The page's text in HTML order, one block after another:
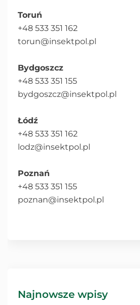
Toruń
+48 533 351 162
torun@insektpol.pl
Bydgoszcz
+48 533 351 155
bydgoszcz@insektpol.pl
Łódź
+48 533 351 162
lodz@insektpol.pl
Poznań
+48 533 351 155
poznan@insektpol.pl
Najnowsze wpisy